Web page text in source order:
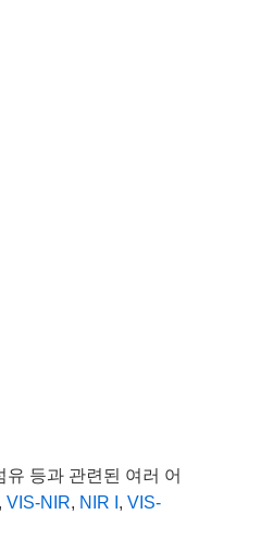
등과 관련된 여러 어
VIS-NIR, NIR I , VIS-